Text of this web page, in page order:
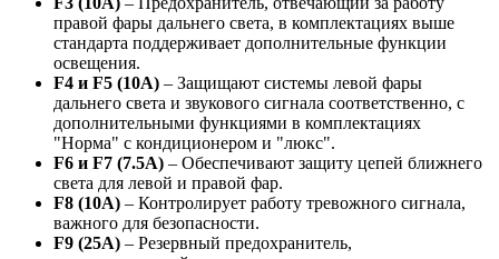
правой фары дальнего света, в комплектациях выше
стандарта поддерживает дополнительные функции
освещения.
F4 и F5 (10А) – Защищают системы левой фары
дальнего света и звукового сигнала соответственно, с
дополнительными функциями в комплектациях
"Норма" с кондиционером и "люкс".
F6 и F7 (7.5А) – Обеспечивают защиту цепей ближнего
света для левой и правой фар.
F8 (10А) – Контролирует работу тревожного сигнала,
важного для безопасности.
F9 (25А) – Резервный предохранитель,